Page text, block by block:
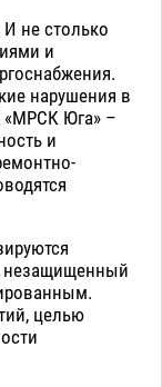
не столько
и
нарушения в
«МРСК Юга» –
и
незащищенный
целью